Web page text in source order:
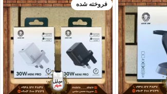
فروخته شده
سفید
مشکی